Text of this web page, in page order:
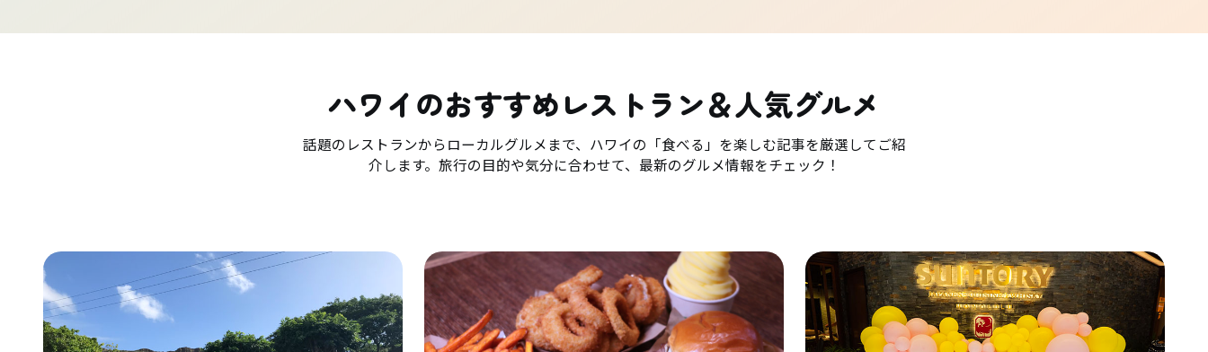
ハワイのおすすめレストラン＆人気グルメ
話題のレストランからローカルグルメまで、ハワイの「食べる」を楽しむ記事を厳選してご紹
介します。旅行の目的や気分に合わせて、最新のグルメ情報をチェック！